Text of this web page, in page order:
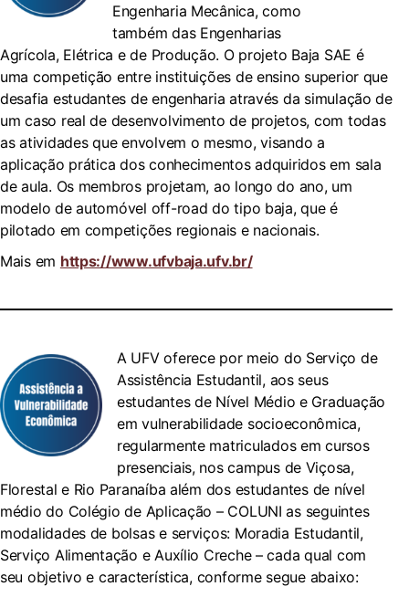
Engenharia Mecânica, como
também das Engenharias
Agrícola, Elétrica e de Produção. O projeto Baja SAE é
uma competição entre instituições de ensino superior que
desafia estudantes de engenharia através da simulação de
um caso real de desenvolvimento de projetos, com todas
as atividades que envolvem o mesmo, visando a
aplicação prática dos conhecimentos adquiridos em sala
de aula. Os membros projetam, ao longo do ano, um
modelo de automóvel off-road do tipo baja, que é
pilotado em competições regionais e nacionais.
Mais em https://www.ufvbaja.ufv.br/
A UFV oferece por meio do Serviço de
Assistência Estudantil, aos seus
estudantes de Nível Médio e Graduação
em vulnerabilidade socioeconômica,
regularmente matriculados em cursos
presenciais, nos campus de Viçosa,
Florestal e Rio Paranaíba além dos estudantes de nível
médio do Colégio de Aplicação – COLUNI as seguintes
modalidades de bolsas e serviços: Moradia Estudantil,
Serviço Alimentação e Auxílio Creche – cada qual com
seu objetivo e característica, conforme segue abaixo: